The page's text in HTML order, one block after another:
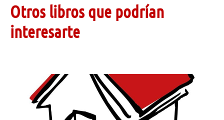
Otros libros que podrían
interesarte